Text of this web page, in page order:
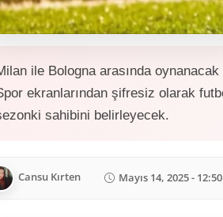
ile Bologna arasında
ekranlarından şifresiz olarak
sahibini belirleyecek.
Cansu Kırten Mayıs 14, 2025 - 12:50